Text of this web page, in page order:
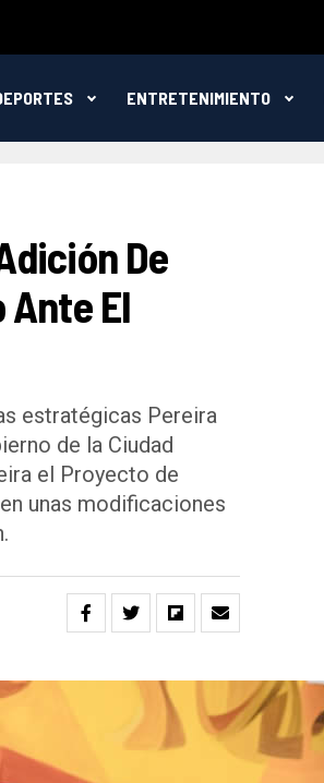
ENTRETENIMIENTO
De
Ante El
estratégicas Pereira
de la Ciudad
el Proyecto de
unas modificaciones